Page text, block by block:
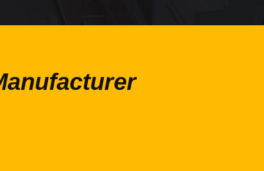
Manufacturer